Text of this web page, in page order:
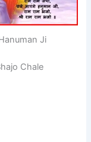
Ji
Chale